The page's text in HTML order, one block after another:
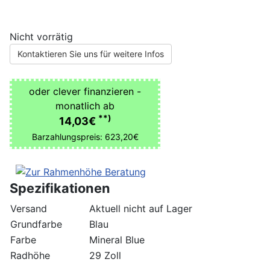
Nicht vorrätig
Kontaktieren Sie uns für weitere Infos
oder clever finanzieren -
monatlich ab
14,03€ **)
Barzahlungspreis: 623,20€
Spezifikationen
Versand
Aktuell nicht auf Lager
Grundfarbe
Blau
Farbe
Mineral Blue
Radhöhe
29 Zoll